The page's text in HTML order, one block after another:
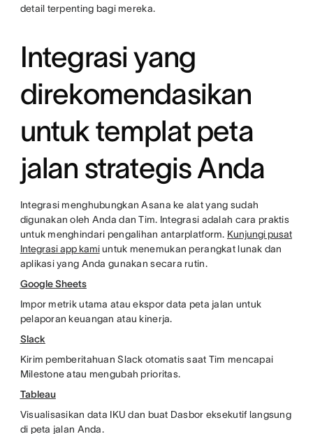
detail terpenting bagi mereka.
Integrasi yang
direkomendasikan
untuk templat peta
jalan strategis Anda
Integrasi menghubungkan Asana ke alat yang sudah
digunakan oleh Anda dan Tim. Integrasi adalah cara praktis
untuk menghindari pengalihan antarplatform. Kunjungi pusat
Integrasi app kamiuntuk menemukan perangkat lunak dan
aplikasi yang Anda gunakan secara rutin.
Google Sheets
Impor metrik utama atau ekspor data peta jalan untuk
pelaporan keuangan atau kinerja.
Slack
Kirim pemberitahuan Slack otomatis saat Tim mencapai
Milestone atau mengubah prioritas.
Tableau
Visualisasikan data IKU dan buat Dasbor eksekutif langsung
di peta jalan Anda.